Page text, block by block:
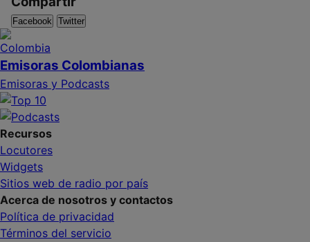
Facebook Twitter
Emisoras Colombianas
Emisoras y Podcasts
Recursos
Locutores
Widgets
Sitios web de radio por país
Acerca de nosotros y contactos
Política de privacidad
Términos del servicio